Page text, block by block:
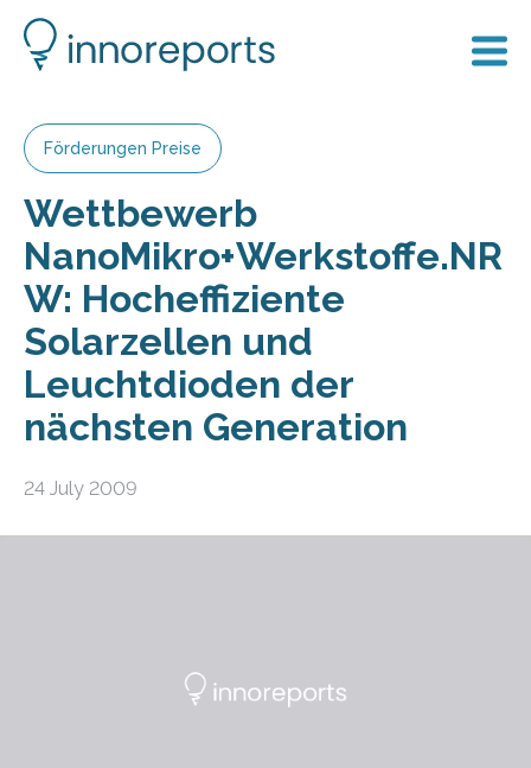
Förderungen Preise
Wettbewerb
NanoMikro+Werkstoffe.NR
W: Hocheffiziente
Solarzellen und
Leuchtdioden der
nächsten Generation
24 July 2009